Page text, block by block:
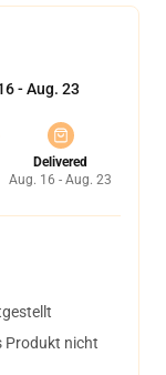
- Aug. 23
Delivered
Aug. 16 - Aug. 23
Produkt nicht